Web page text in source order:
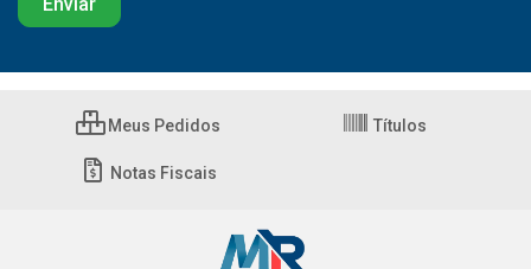
Meus Pedidos Títulos
Notas Fiscais